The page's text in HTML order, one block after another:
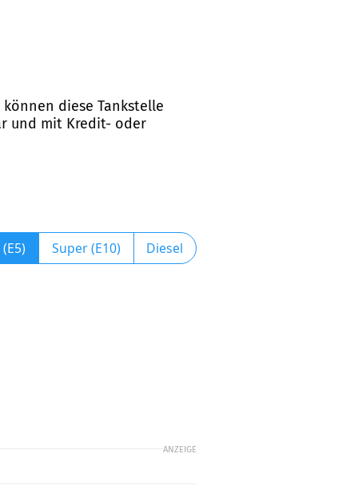
diese Tankstelle
und mit Kredit- oder
Super (E10) Diesel
ANZEIGE